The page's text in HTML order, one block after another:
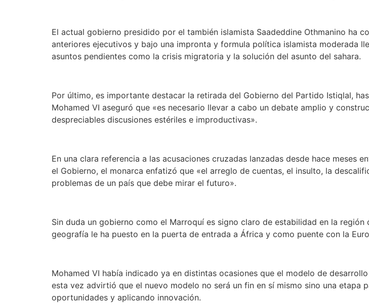
El actual gobierno presidido por el también islamista Saadeddine Othmanino ha
anteriores ejecutivos y bajo una impronta y formula política islamista moderada
asuntos pendientes como la crisis migratoria y la solución del asunto del sahara.
Por último, es importante destacar la retirada del Gobierno del Partido Istiqlal,
Mohamed VI aseguró que «es necesario llevar a cabo un debate amplio y
despreciables discusiones estériles e improductivas».
En una clara referencia a las acusaciones cruzadas lanzadas desde hace meses
el Gobierno, el monarca enfatizó que «el arreglo de cuentas, el insulto, la
problemas de un país que debe mirar el futuro».
Sin duda un gobierno como el Marroquí es signo claro de estabilidad en la
geografía le ha puesto en la puerta de entrada a África y como puente con la
Mohamed VI había indicado ya en distintas ocasiones que el modelo de
esta vez advirtió que el nuevo modelo no será un fin en sí mismo sino una etapa
oportunidades y aplicando innovación.